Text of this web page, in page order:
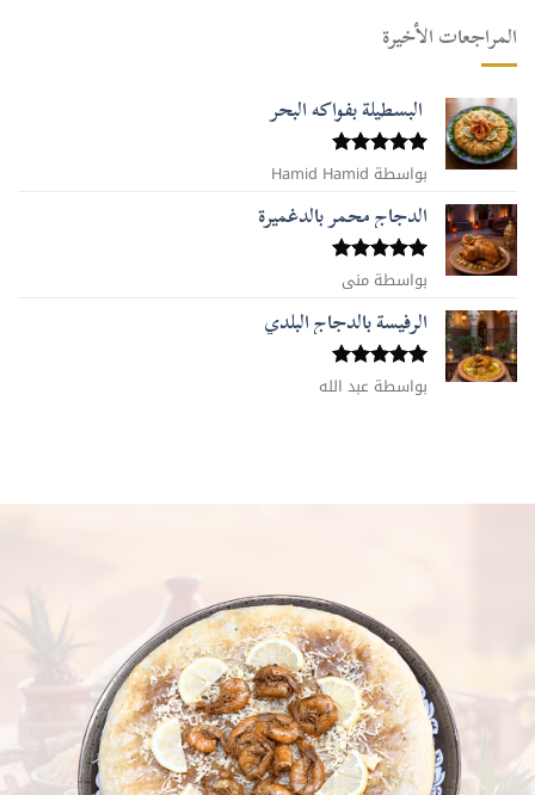
المراجعات الأخيرة
البسطيلة بفواكه البحر
تم التقييم
5من 5
بواسطة Hamid Hamid
الدجاج محمر بالدغميرة
تم التقييم
5من 5
بواسطة منى
الرفيسة بالدجاج البلدي
تم التقييم
5من 5
بواسطة عبد الله